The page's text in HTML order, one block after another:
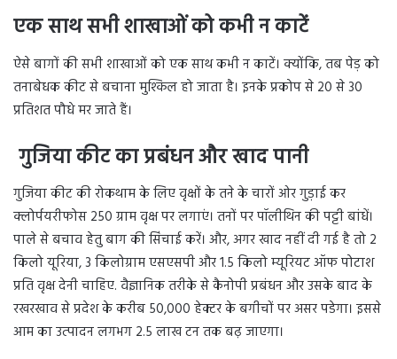
एक साथ सभी शाखाओं को कभी न काटें
ऐसे बागों की सभी शाखाओं को एक साथ कभी न काटें। क्योंकि, तब पेड़ को
तनाबेधक कीट से बचाना मुश्किल हो जाता है। इनके प्रकोप से 20 से 30
प्रतिशत पौधे मर जाते हैं।
गुजिया कीट का प्रबंधन और खाद पानी
गुजिया कीट की रोकथाम के लिए वृक्षों के तने के चारों ओर गुड़ाई कर
क्लोर्पयरीफोस 250 ग्राम वृक्ष पर लगाएं। तनों पर पॉलीथिन की पट्टी बांधें।
पाले से बचाव हेतु बाग की सिंचाई करें। और, अगर खाद नहीं दी गई है तो 2
किलो यूरिया, 3 किलोग्राम एसएसपी और 1.5 किलो म्यूरियट ऑफ पोटाश
प्रति वृक्ष देनी चाहिए. वैज्ञानिक तरीके से कैनोपी प्रबंधन और उसके बाद के
रखरखाव से प्रदेश के करीब 50,000 हेक्टर के बगीचों पर असर पडेगा। इससे
आम का उत्पादन लगभग 2.5 लाख टन तक बढ़ जाएगा।